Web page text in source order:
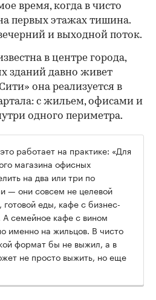
время, когда в чисто
первых этажах тишина.
и выходной поток.
в центре города,
зданий давно живет
она реализуется в
с жильем, офисами и
одного периметра.
работает на практике: «Для
магазина офисных
на два или три по
— они совсем не целевой
готовой еды, кафе с бизнес-
семейное кафе с вином
именно на жильцов. В чисто
формат бы не выжил, а в
не просто выжить, но еще